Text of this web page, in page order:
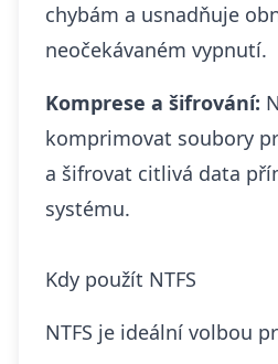
chybám a usnadňuje
neočekávaném vypnutí.
Komprese a šifrování:
komprimovat soubory
a šifrovat citlivá data
systému.
Kdy použít NTFS
NTFS je ideální volbou